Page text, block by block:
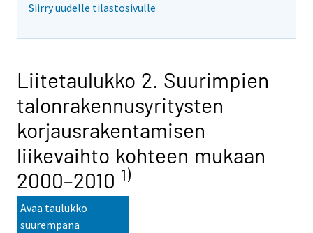
Siirry uudelle tilastosivulle
Liitetaulukko 2. Suurimpien
talonrakennusyritysten
korjausrakentamisen
liikevaihto kohteen mukaan
2000–2010 1)
Avaa taulukko
suurempana